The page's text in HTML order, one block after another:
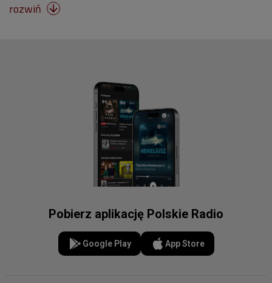
rozwiń 
Pobierz aplikację Polskie Radio
Google Play App Store